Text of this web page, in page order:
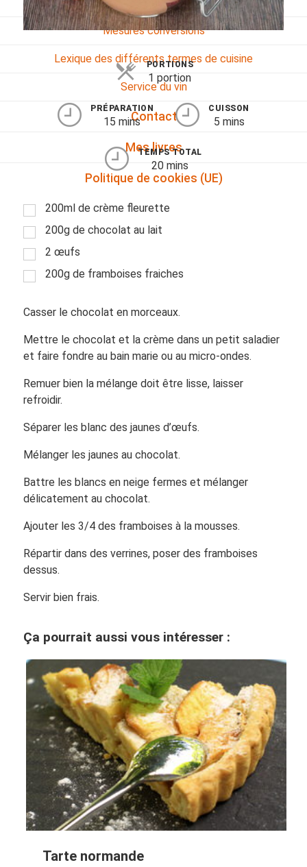
Mesures conversions
Lexique des différents termes de cuisine
Service du vin
Contact
Mes livres
Politique de cookies (UE)
PORTIONS
1 portion
PRÉPARATION
15 mins
CUISSON
5 mins
TEMPS TOTAL
20 mins
200ml de crème fleurette
200g de chocolat au lait
2 œufs
200g de framboises fraiches
Casser le chocolat en morceaux.
Mettre le chocolat et la crème dans un petit saladier
et faire fondre au bain marie ou au micro-ondes.
Remuer bien la mélange doit être lisse, laisser
refroidir.
Séparer les blanc des jaunes d’œufs.
Mélanger les jaunes au chocolat.
Battre les blancs en neige fermes et mélanger
délicatement au chocolat.
Ajouter les 3/4 des framboises à la mousses.
Répartir dans des verrines, poser des framboises
dessus.
Servir bien frais.
Ça pourrait aussi vous intéresser :
Tarte normande